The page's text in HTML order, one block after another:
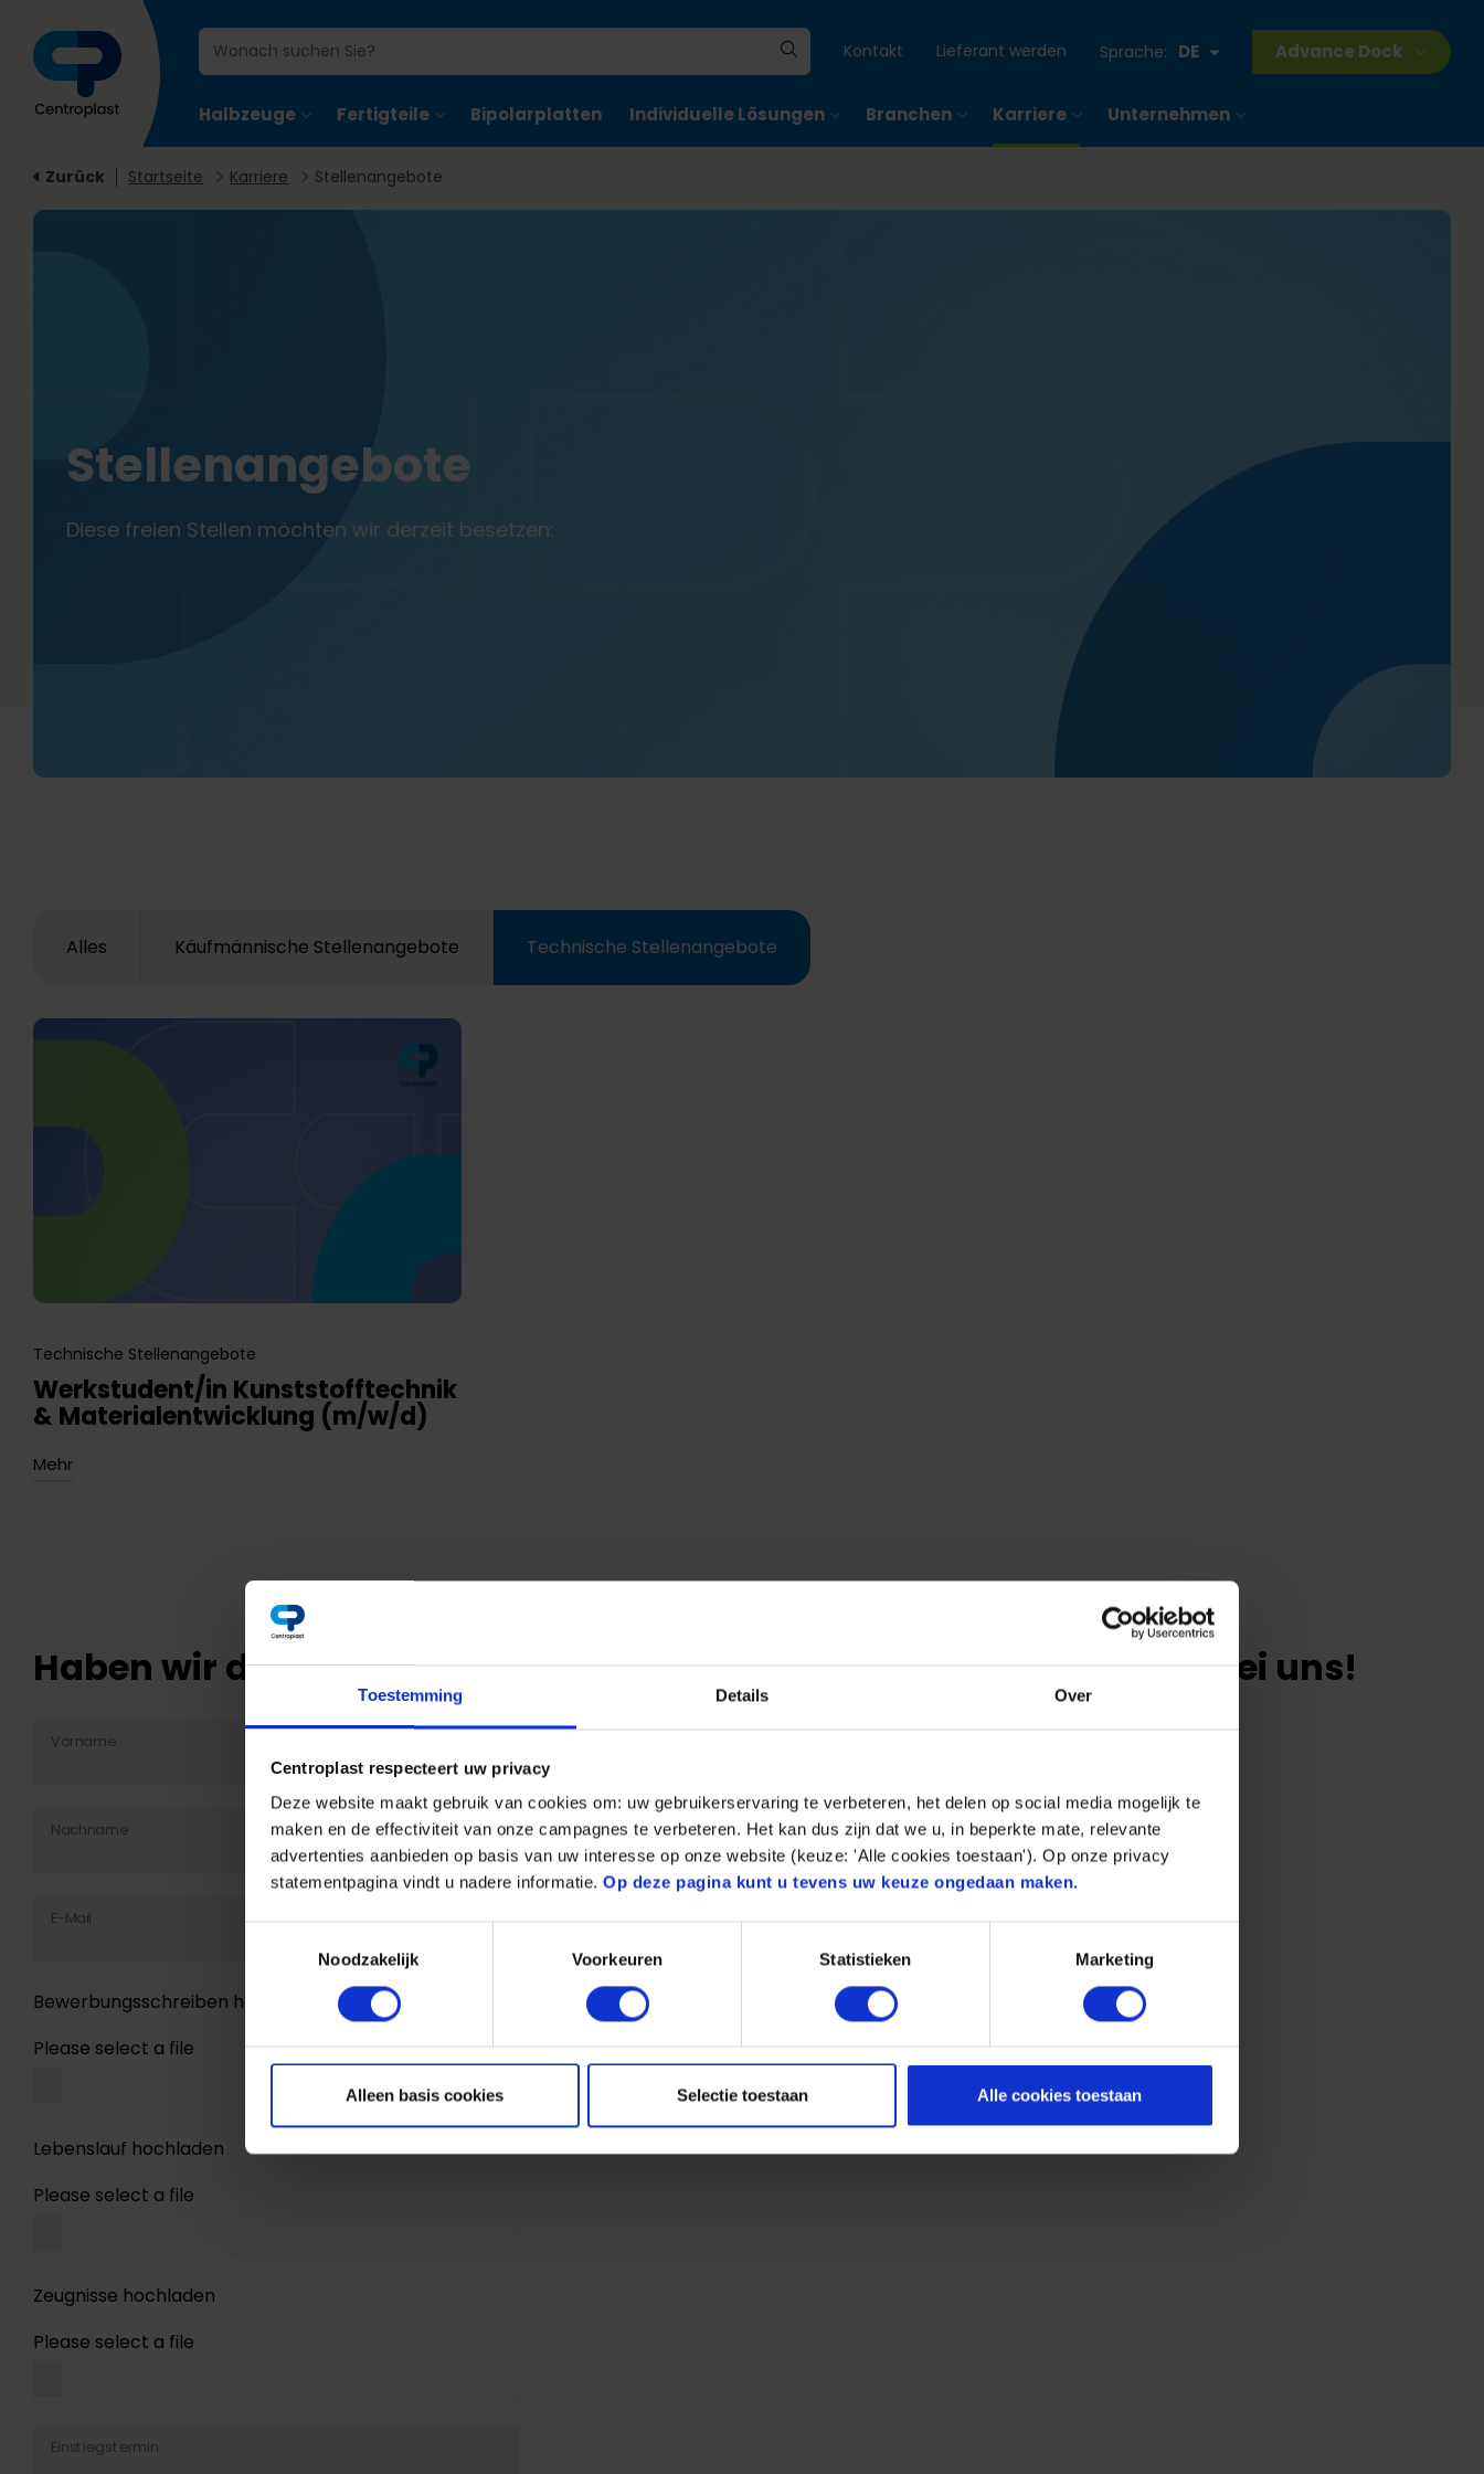
Toestemming Details Over
Centroplast respecteert uw privacy
Deze website maakt gebruik van cookies om: uw gebruikerservaring te verbeteren, het delen op social media mogelijk te
maken en de effectiviteit van onze campagnes te verbeteren. Het kan dus zijn dat we u, in beperkte mate, relevante
advertenties aanbieden op basis van uw interesse op onze website (keuze: 'Alle cookies toestaan'). Op onze privacy
statementpagina vindt u nadere informatie. Op deze pagina kunt u tevens uw keuze ongedaan maken.
Noodzakelijk
Voorkeuren Statistieken Marketing
Alleen basis cookies Selectie toestaan Alle cookies toestaan
Kontakt Lieferant werden Sprache: DE Advance Dock
Halbzeuge Fertigteile Bipolarplatten Individuelle Lösungen Branchen Karriere Unternehmen
Zurück Startseite Karriere Stellenangebote
Stellenangebote
Diese freien Stellen möchten wir derzeit besetzen:
Alles Käufmännische Stellenangebote Technische Stellenangebote
Technische Stellenangebote
Werkstudent/in Kunststofftechnik
& Materialentwicklung (m/w/d)
Mehr
Haben wir dein Interesse geweckt? Dann bewirb dich doch direkt bei uns!
Vorname
Nachname
E-Mail
Bewerbungsschreiben hochladen
Please select a file
Lebenslauf hochladen
Please select a file
Zeugnisse hochladen
Please select a file
Einstiegstermin